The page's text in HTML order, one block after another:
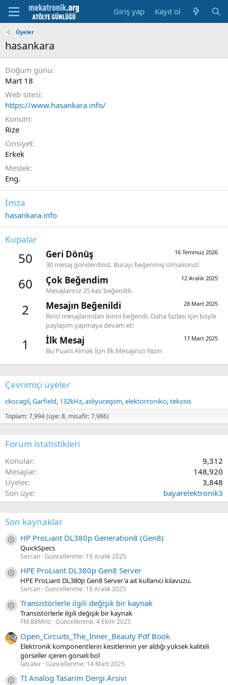
Giriş yap Kayıt ol
Üyeler
hasankara
Doğum günü
Mart 18
Web sitesi
https://www.hasankara.info/
Konum
Rize
Cinsiyet
Erkek
Meslek
Eng.
İmza
hasankara.info
Kupalar
50 16 Temmuz 2026
Geri Dönüş
30 mesaj gönderdiniz. Burayı beğenmiş olmalısınız!
60 12 Aralık 2025
Çok Beğendim
Mesajlarınız 25 kez beğenildi.
2 28 Mart 2025
Mesajın Beğenildi
Birisi mesajlarından birini beğendi. Daha fazlası için böyle
paylaşım yapmaya devam et!
1 17 Mart 2025
İlk Mesaj
Bu Puanı Almak İçin İlk Mesajınızı Yazın
Çevrimiçi üyeler
ckocagil Garfield 132kHz asliyucegsm elektorronikci tekosis
Toplam: 7,994 (üye: 8, misafir: 7,986)
Forum istatistikleri
Konular
9,312
Mesajlar
148,920
Üyeler
3,848
Son üye
bayarelektronik3
Son kaynaklar
Kaynak ikon/amblem
HP ProLiant DL380p Generation8 (Gen8)
QuickSpecs
Sercan Güncellenme: 19 Aralık 2025
Kaynak ikon/amblem
HPE ProLiant DL380p Gen8 Server
HPE ProLiant DL380p Gen8 Server'a ait kullanıcı kılavuzu.
Sercan Güncellenme: 19 Aralık 2025
Kaynak ikon/amblem
Transistörlerle ilgili değişik bir kaynak
Transistörlerle ilgili değişik bir kaynak
FM.88MHz Güncellenme:4 Ekim 2025
Open_Circuits_The_Inner_Beauty Pdf Book
Elektronik komponentlerin kesitlerinin yer aldığı yüksek kaliteli
görseller içeren görseli bol
latcakir Güncellenme: 14 Mart 2025
Kaynak ikon/amblem
TI Analog Tasarim Dergi Arsivi